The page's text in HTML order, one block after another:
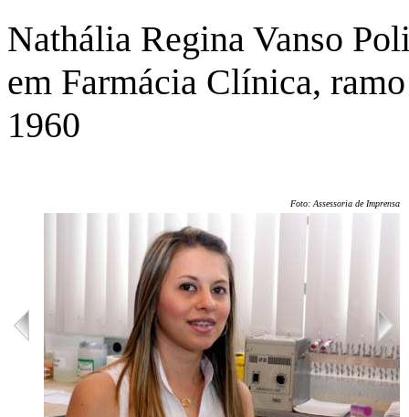
Nathália Regina Vanso
em Farmácia Clínica,
1960
Foto: Assessoria de Imprensa/